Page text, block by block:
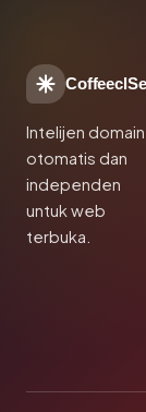
Intelijen domain
otomatis dan
independen
untuk web
terbuka.